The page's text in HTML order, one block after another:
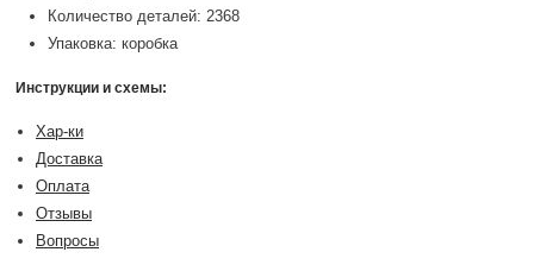
Количество деталей: 2368
Упаковка: коробка
Инструкции и схемы:
Хар-ки
Доставка
Оплата
Отзывы
Вопросы